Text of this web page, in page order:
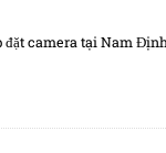
camera tại Nam